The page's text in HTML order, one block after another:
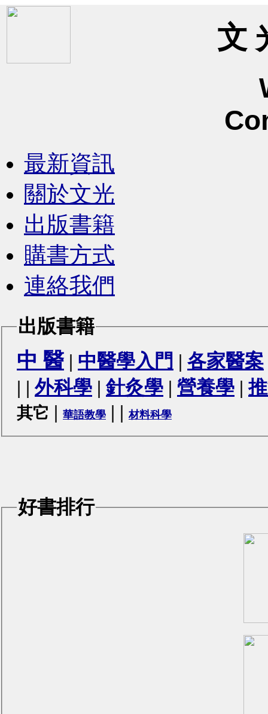
文
最新資訊
關於文光
出版書籍
購書方式
連絡我們
出版書籍
中 醫 | 中醫學入門 | 各家醫案
| |外科學 |針灸學 | 營養學 |
其它 | 華語教學 | |材料科學
好書排行